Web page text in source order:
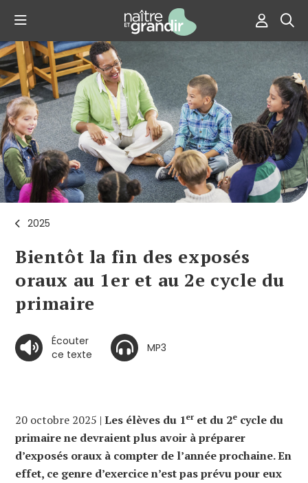
2025
Bientôt la fin des exposés
oraux au 1er et au 2e cycle du
primaire
Écouter
ce texte
MP3
20 octobre 2025 | Les élèves du 1er et du 2e cycle du
primaire ne devraient plus avoir à préparer
d’exposés oraux à compter de l’année prochaine. En
effet, ce genre d’exercice n’est pas prévu pour eux